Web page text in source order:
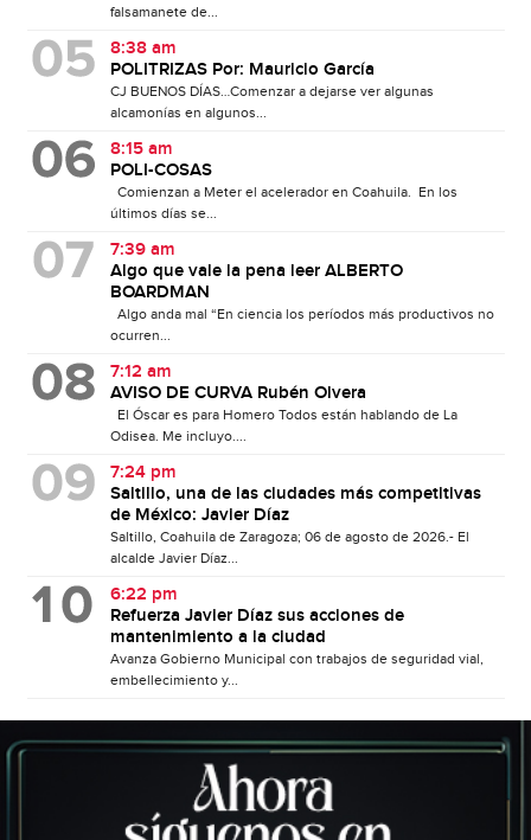
falsamanete de...
8:38 am
POLITRIZAS Por: Mauricio García
CJ BUENOS DÍAS…Comenzar a dejarse ver algunas
alcamonías en algunos...
8:15 am
POLI-COSAS
Comienzan a Meter el acelerador en Coahuila. En los
últimos días se...
7:39 am
Algo que vale la pena leer ALBERTO
BOARDMAN
Algo anda mal “En ciencia los períodos más productivos no
ocurren...
7:12 am
AVISO DE CURVA Rubén Olvera
El Óscar es para Homero Todos están hablando de La
Odisea. Me incluyo....
7:24 pm
Saltillo, una de las ciudades más competitivas
de México: Javier Díaz
Saltillo, Coahuila de Zaragoza; 06 de agosto de 2026.- El
alcalde Javier Díaz...
6:22 pm
Refuerza Javier Díaz sus acciones de
mantenimiento a la ciudad
Avanza Gobierno Municipal con trabajos de seguridad vial,
embellecimiento y...